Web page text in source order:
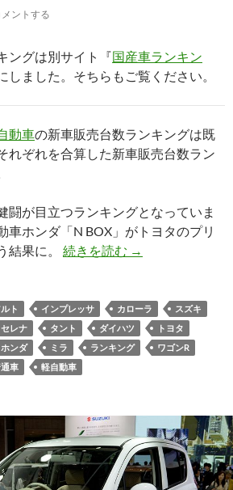
メントする
ングは別サイト『国産車ランキン
しました。そちらもご覧ください。
動車の新車販売台数ランキングは既
れぞれを合算した新車販売台数ラン
闘が目立つランキングとなっていま
車ホンダ「N BOX」がトヨタのプリ
結果に。 続きを読む →
ト インプレッサ カローラ
スズキ
セレナ タント ダイハツ
トヨタ
ホンダ ミラ ランキング
ワゴンR
車 軽自動車